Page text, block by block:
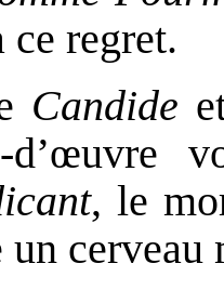
ce regret.
Candide
d’œuvre
, le
un